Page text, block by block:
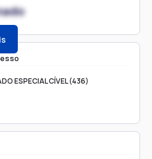
ESPECIAL CÍVEL (436)